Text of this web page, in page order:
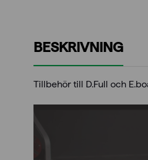
BESKRIVNING
Tillbehör till D.Full och